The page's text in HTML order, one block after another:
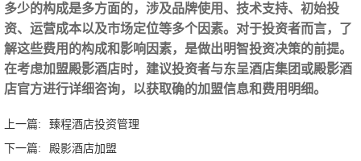
多少的构成是多方面的，涉及品牌使用、技术支持、初始投
资、运营成本以及市场定位等多个因素。对于投资者而言，了
解这些费用的构成和影响因素，是做出明智投资决策的前提。
在考虑加盟殿影酒店时，建议投资者与东呈酒店集团或殿影酒
店官方进行详细咨询，以获取确的加盟信息和费用明细。
上一篇:
臻程酒店投资管理
下一篇:
殿影酒店加盟